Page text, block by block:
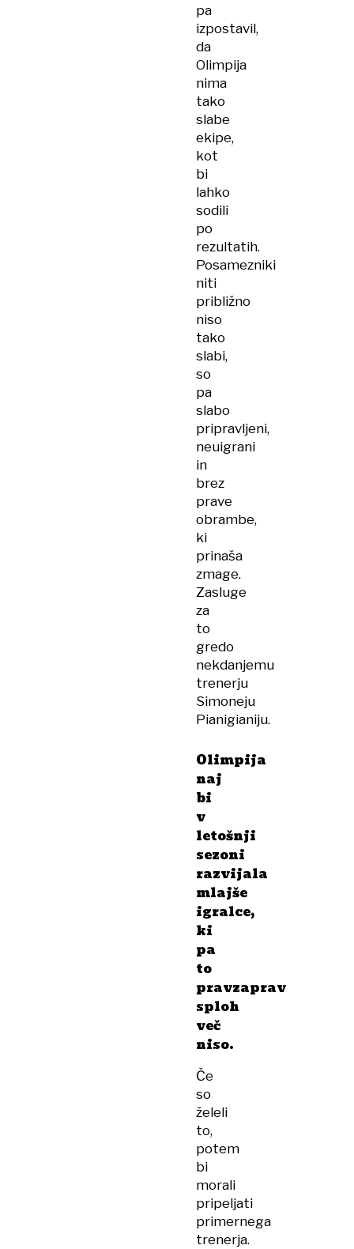
pa
izpostavil,
da
Olimpija
nima
tako
slabe
ekipe,
kot
bi
lahko
sodili
po
rezultatih.
Posamezniki
niti
približno
niso
tako
slabi,
so
pa
slabo
pripravljeni,
neuigrani
in
brez
prave
obrambe,
ki
prinaša
zmage.
Zasluge
za
to
gredo
nekdanjemu
trenerju
Simoneju
Pianigianiju.
Olimpija
naj
bi
v
letošnji
sezoni
razvijala
mlajše
igralce,
ki
pa
to
pravzaprav
sploh
več
niso.
Če
so
želeli
to,
potem
bi
morali
pripeljati
primernega
trenerja.